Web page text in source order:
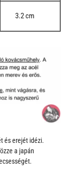
3.2 cm
és erejét idézi.
a japán